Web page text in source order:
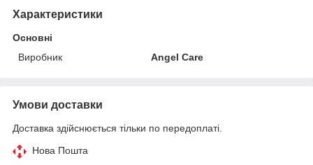
Характеристики
Основні
Виробник
Angel Care
Умови доставки
Доставка здійснюється тільки по передоплаті.
Нова Пошта